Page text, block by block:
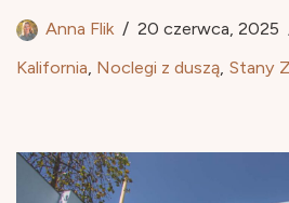
Anna Flik
20 czerwca, 2025
Kalifornia, Noclegi z duszą, Stany